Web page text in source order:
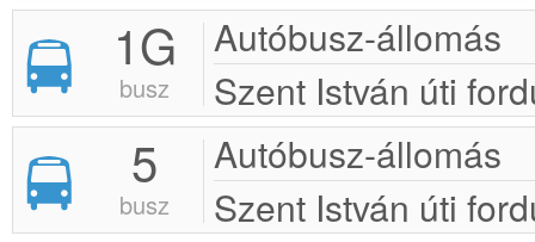
1G
busz
Autóbusz-állomás
Szent István úti
5
busz
Autóbusz-állomás
Szent István úti